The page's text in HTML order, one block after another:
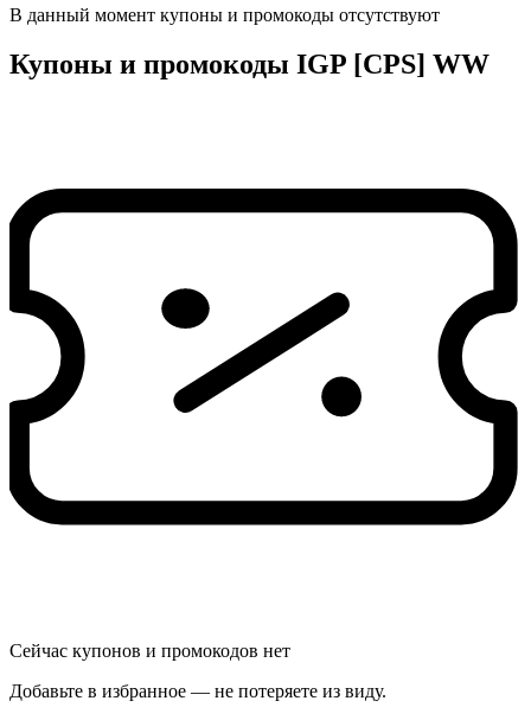
В данный момент купоны и промокоды отсутствуют
Купоны и промокоды IGP [CPS] WW
Сейчас купонов и промокодов нет
Добавьте в избранное — не потеряете из виду.